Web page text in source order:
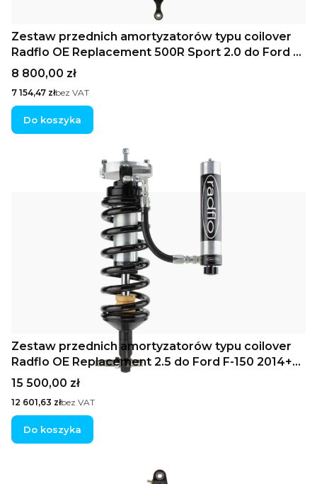
Zestaw przednich amortyzatorów typu coilover
Radflo OE Replacement 500R Sport 2.0 do Ford F-
150 2014+ (IFP, podniesienie 0–2")
Cena
8 800,00 zł
Cena
7 154,47 złbez VAT
Do koszyka
Zestaw przednich amortyzatorów typu coilover
Radflo OE Replacement 2.5 do Ford F-150 2014+
4WD ze zdalnym zbiornikiem olej-gazowym
Cena
15 500,00 zł
Cena
12 601,63 złbez VAT
Do koszyka